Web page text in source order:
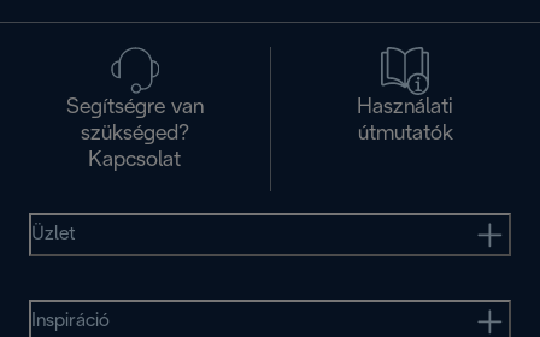
Segítségre van
szükséged?
Kapcsolat
Használati
útmutatók
Üzlet
Inspiráció